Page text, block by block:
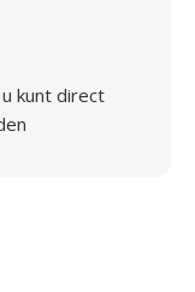
kunt direct